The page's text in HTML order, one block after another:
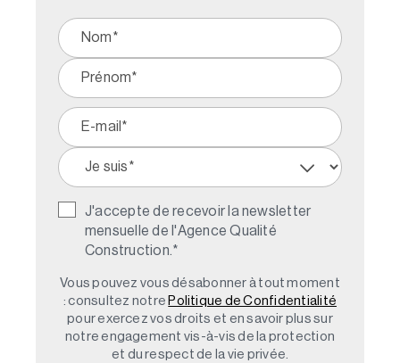
J'accepte de recevoir la newsletter
mensuelle de l'Agence Qualité
Construction. *
Vous pouvez vous désabonner à tout moment
: consultez notre Politique de Confidentialité
pour exercez vos droits et en savoir plus sur
notre engagement vis-à-vis de la protection
et du respect de la vie privée.